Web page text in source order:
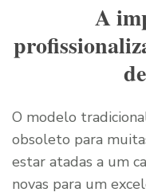
A
O modelo
obsoleto para
estar atadas a um
novas para um